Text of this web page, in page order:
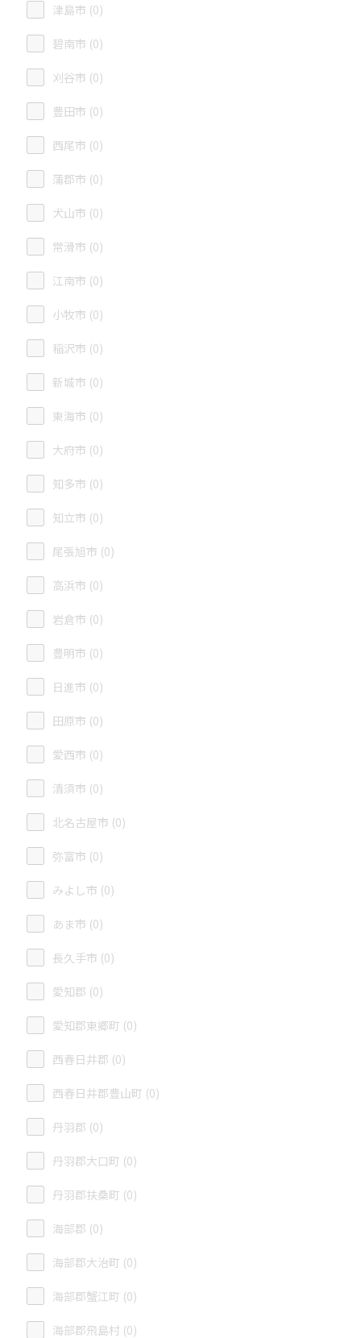
津島市 (0)
碧南市 (0)
刈谷市 (0)
豊田市 (0)
西尾市 (0)
蒲郡市 (0)
犬山市 (0)
常滑市 (0)
江南市 (0)
小牧市 (0)
稲沢市 (0)
新城市 (0)
東海市 (0)
大府市 (0)
知多市 (0)
知立市 (0)
尾張旭市 (0)
高浜市 (0)
岩倉市 (0)
豊明市 (0)
日進市 (0)
田原市 (0)
愛西市 (0)
清須市 (0)
北名古屋市 (0)
弥富市 (0)
みよし市 (0)
あま市 (0)
長久手市 (0)
愛知郡 (0)
愛知郡東郷町 (0)
西春日井郡 (0)
西春日井郡豊山町 (0)
丹羽郡 (0)
丹羽郡大口町 (0)
丹羽郡扶桑町 (0)
海部郡 (0)
海部郡大治町 (0)
海部郡蟹江町 (0)
海部郡飛島村 (0)